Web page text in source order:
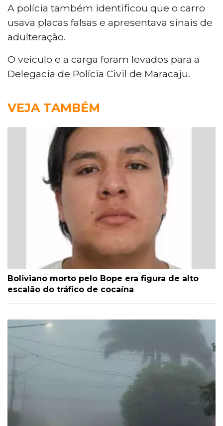
A polícia também identificou que o carro
usava placas falsas e apresentava sinais de
adulteração.
O veículo e a carga foram levados para a
Delegacia de Polícia Civil de Maracaju.
VEJA TAMBÉM
Boliviano morto pelo Bope era figura de alto
escalão do tráfico de cocaína